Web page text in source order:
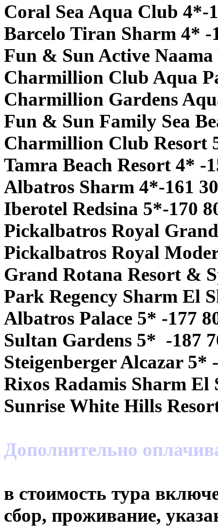
Coral Sea Aqua Club 4*-
Barcelo Tiran Sharm 4* -
Fun & Sun Active Naama
Charmillion Club Aqua
Charmillion Gardens
Fun & Sun Family Sea
Charmillion Club Resort
Tamra Beach Resort 4* -
Albatros Sharm 4*-161
Iberotel Redsina 5*-170
Pickalbatros Royal
Pickalbatros Royal
Grand Rotana Resort &
Park Regency Sharm El
Albatros Palace 5* -177
Sultan Gardens 5* -187
Steigenberger Alcazar 5*
Rixos Radamis Sharm El
Sunrise White Hills
Дополнительно
в стоимость тура
сбор, проживание,